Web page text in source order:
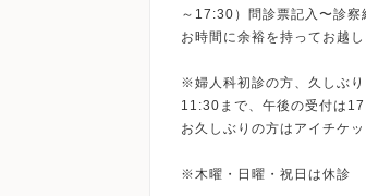
～17:30）問診票記入〜診
お時間に余裕を持ってお越し
※婦人科初診の方、久しぶ
11:30まで、午後の受付は
お久しぶりの方はアイチケ
※木曜・日曜・祝日は休診